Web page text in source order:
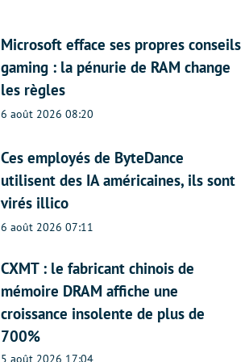
Microsoft efface ses propres conseils
gaming : la pénurie de RAM change
les règles
6 août 2026 08:20
Ces employés de ByteDance
utilisent des IA américaines, ils sont
virés illico
6 août 2026 07:11
CXMT : le fabricant chinois de
mémoire DRAM affiche une
croissance insolente de plus de
700%
5 août 2026 17:04